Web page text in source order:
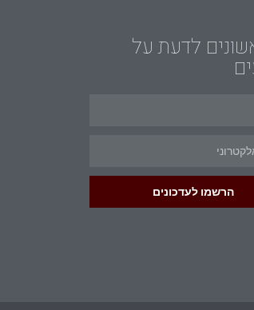
לדעת על
הרשמו לעדכונים